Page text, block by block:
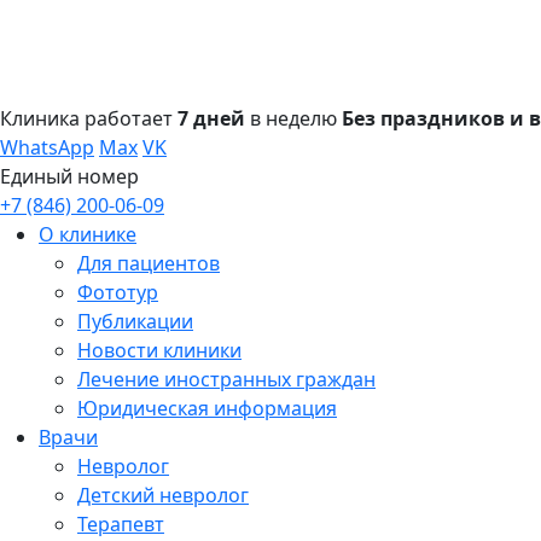
Клиника работает7 дней в неделю Без праздников и
WhatsApp MaxVK
Единый номер
+7 (846) 200-06-09
О клинике
Для пациентов
Фототур
Публикации
Новости клиники
Лечение иностранных граждан
Юридическая информация
Врачи
Невролог
Детский невролог
Терапевт